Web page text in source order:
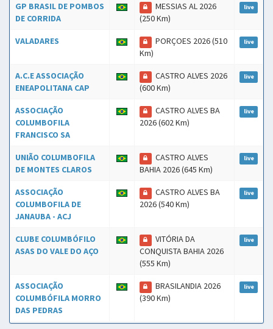
GP BRASIL DE POMBOS
DE CORRIDA
MESSIAS AL 2026
(250 Km)
live
VALADARES
PORÇOES 2026 (510
Km)
live
A.C.E ASSOCIAÇÃO
ENEAPOLITANA CAP
CASTRO ALVES 2026
(600 Km)
live
ASSOCIAÇÃO
COLUMBOFILA
FRANCISCO SA
CASTRO ALVES BA
2026 (602 Km)
live
UNIÃO COLUMBOFILA
DE MONTES CLAROS
CASTRO ALVES
BAHIA 2026 (645 Km)
live
ASSOCIAÇÃO
COLUMBOFILA DE
JANAUBA - ACJ
CASTRO ALVES BA
2026 (540 Km)
live
CLUBE COLUMBÓFILO
ASAS DO VALE DO AÇO
VITÓRIA DA
CONQUISTA BAHIA 2026
(555 Km)
live
ASSOCIAÇÃO
COLUMBÓFILA MORRO
DAS PEDRAS
BRASILANDIA 2026
(390 Km)
live